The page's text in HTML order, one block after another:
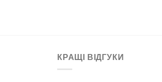
КРАЩІ ВІДГУКИ